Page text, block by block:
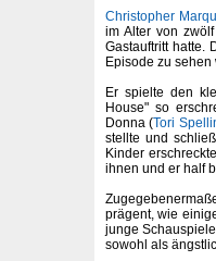
Christopher
im Alter von
Gastauftritt hatte.
Episode zu
Er spielte den
House" so
Donna (Tori
stellte und
Kinder
ihnen und er half
prägent, wie
junge
sowohl als